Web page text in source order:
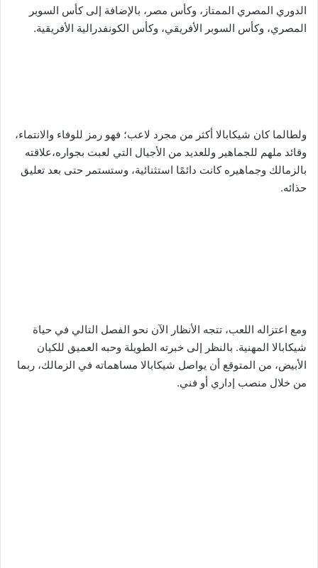
الدوري المصري الممتاز، وكأس مصر، بالإضافة إلى كأس السوبر
المصري، وكأس السوبر الأفريقي، وكأس الكونفدرالية الأفريقية.
ولطالما كان شيكابالا أكثر من مجرد لاعب؛ فهو رمز للوفاء والانتماء،
وقائد ملهم للجماهير وللعديد من الأجيال التي لعبت بجواره،علاقته
بالزمالك وجماهيره كانت دائمًا استثنائية، وستستمر حتى بعد تعليق
حذائه.
ومع اعتزاله اللعب، تتجه الأنظار الآن نحو الفصل التالي في حياة
شيكابالا المهنية. بالنظر إلى خبرته الطويلة وحبه العميق للكيان
الأبيض، من المتوقع أن يواصل شيكابالا مساهماته في الزمالك، ربما
من خلال منصب إداري أو فني.